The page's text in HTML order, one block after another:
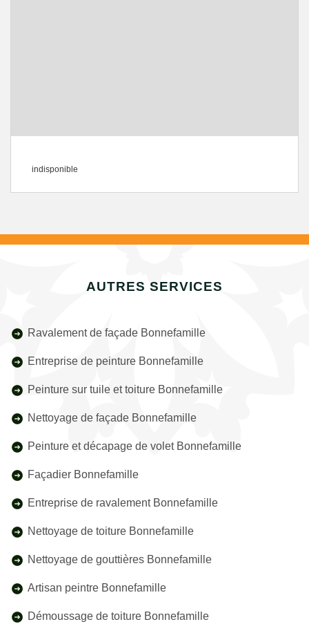
indisponible
AUTRES SERVICES
Ravalement de façade Bonnefamille
Entreprise de peinture Bonnefamille
Peinture sur tuile et toiture Bonnefamille
Nettoyage de façade Bonnefamille
Peinture et décapage de volet Bonnefamille
Façadier Bonnefamille
Entreprise de ravalement Bonnefamille
Nettoyage de toiture Bonnefamille
Nettoyage de gouttières Bonnefamille
Artisan peintre Bonnefamille
Démoussage de toiture Bonnefamille